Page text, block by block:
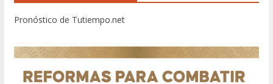
Pronóstico de Tutiempo.net